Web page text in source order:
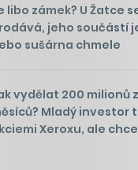
libo zámek? U Žatce
jeho součástí
sušárna chmele
vydělat 200 milionů
Mladý investor
Xeroxu, ale